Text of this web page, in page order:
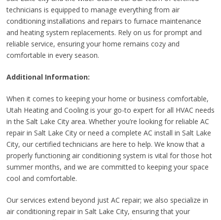
technicians is equipped to manage everything from air
conditioning installations and repairs to furnace maintenance
and heating system replacements. Rely on us for prompt and
reliable service, ensuring your home remains cozy and
comfortable in every season.
Additional Information:
When it comes to keeping your home or business comfortable,
Utah Heating and Cooling is your go-to expert for all HVAC needs
in the Salt Lake City area. Whether you’re looking for reliable AC
repair in Salt Lake City or need a complete AC install in Salt Lake
City, our certified technicians are here to help. We know that a
properly functioning air conditioning system is vital for those hot
summer months, and we are committed to keeping your space
cool and comfortable.
Our services extend beyond just AC repair; we also specialize in
air conditioning repair in Salt Lake City, ensuring that your